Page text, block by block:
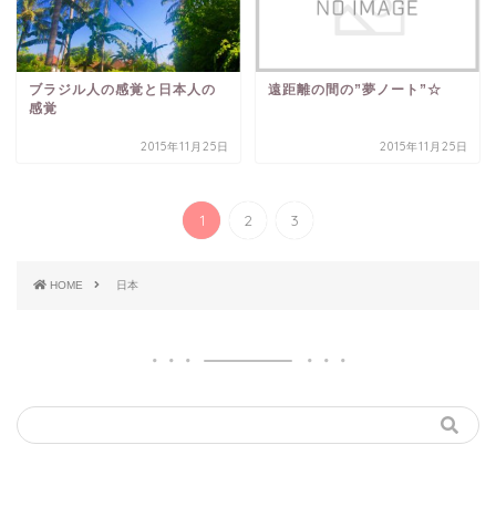
ブラジル人の感覚と日本人の
感覚
2015年11月25日
遠距離の間の”夢ノート”☆
2015年11月25日
1 2 3
HOME 日本